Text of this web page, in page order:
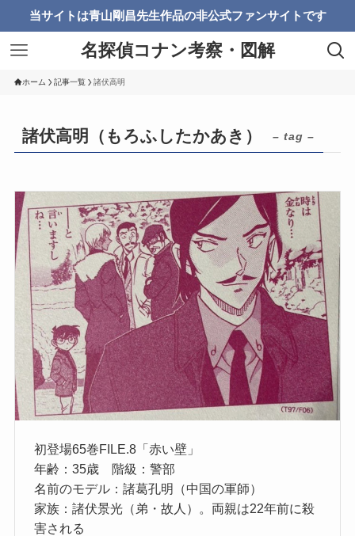
当サイトは青山剛昌先生作品の非公式ファンサイトです
名探偵コナン考察・図解
ホーム 記事一覧 諸伏高明
諸伏高明（もろふしたかあき） – tag –
初登場65巻FILE.8「赤い壁」
年齢：35歳 階級：警部
名前のモデル：諸葛孔明（中国の軍師）
家族：諸伏景光（弟・故人）。両親は22年前に殺
害される